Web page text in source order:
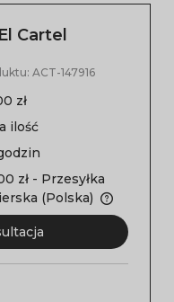
Cartel
ACT-147916
zł
ilość
zł - Przesyłka
(Polska)